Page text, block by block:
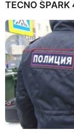
TECNO